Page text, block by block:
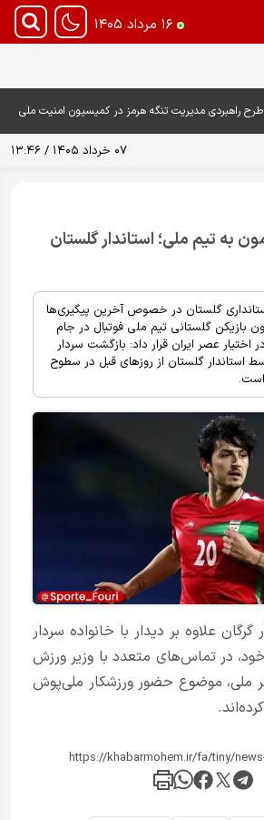
۱۶ مرداد ۱۴۰۵
راهبردی مدیریت تنگه هرمز در کمیسیون امنیت ملی
۰۷ خرداد ۱۴۰۵ / ۱۳:۴۶
به تیم ملی؛ استاندار گلستان
گلستان در خصوص آخرین پیگیری‌ها
بازیکن گلستانی تیم ملی فوتبال در جام
اختیار عصر ایران قرار داد: بازگشت سردار
استاندار گلستان از روزهای قبل در سطوح
علاوه بر دیدار با خانواده سردار
خود، در تماس‌های متعدد با وزیر ورزش
ملی، موضوع حضور ورزشکار ملی‌پوش